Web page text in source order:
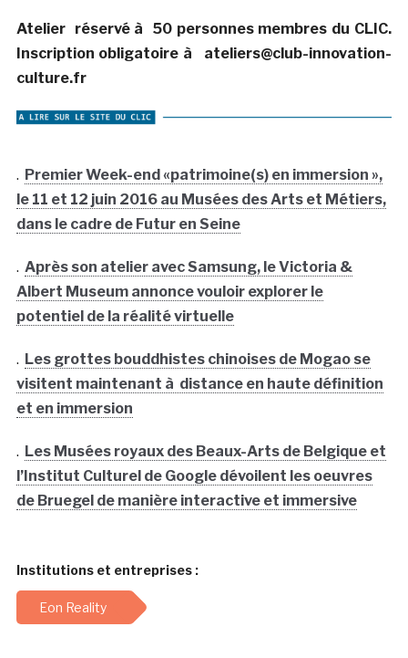
Atelier réservé à 50 personnes membres du CLIC.
Inscription obligatoire à ateliers@club-innovation-
culture.fr
. Premier Week-end «patrimoine(s) en immersion »,
le 11 et 12 juin 2016 au Musées des Arts et Métiers,
dans le cadre de Futur en Seine
. Après son atelier avec Samsung, le Victoria &
Albert Museum annonce vouloir explorer le
potentiel de la réalité virtuelle
. Les grottes bouddhistes chinoises de Mogao se
visitent maintenant à distance en haute définition
et en immersion
. Les Musées royaux des Beaux-Arts de Belgique et
l’Institut Culturel de Google dévoilent les oeuvres
de Bruegel de manière interactive et immersive
Institutions et entreprises :
Eon Reality